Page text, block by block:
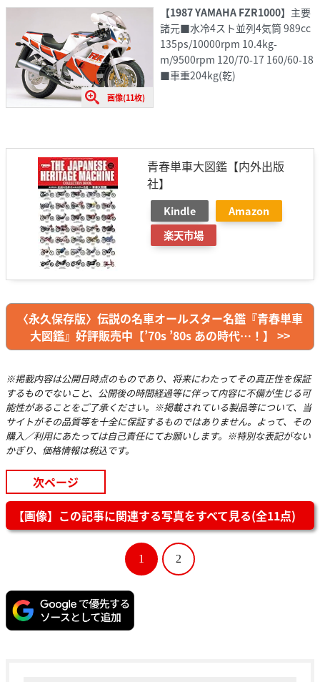
画像(11枚)
【1987 YAMAHA FZR1000】 主要
諸元■水冷4スト並列4気筒 989cc
135ps/10000rpm 10.4kg-
m/9500rpm 120/70-17 160/60-18
■車重204kg(乾)
青春単車大図鑑【内外出版
社】
Kindle
Amazon
楽天市場
〈永久保存版〉伝説の名車オールスター名鑑『青春単車
大図鑑』好評販売中【’70s ’80s あの時代…！】 >>
※掲載内容は公開日時点のものであり、将来にわたってその真正性を保証
するものでないこと、公開後の時間経過等に伴って内容に不備が生じる可
能性があることをご了承ください。※掲載されている製品等について、当
サイトがその品質等を十全に保証するものではありません。よって、その
購入／利用にあたっては自己責任にてお願いします。※特別な表記がない
かぎり、価格情報は税込です。
次ページ
【画像】この記事に関連する写真をすべて見る(全11点)
1 2